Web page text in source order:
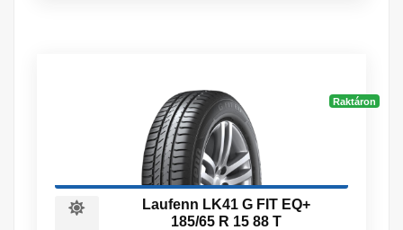
Raktáron
Laufenn LK41 G FIT EQ+
185/65 R 15 88 T